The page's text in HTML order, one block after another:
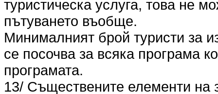
туристическа услуга, това не
пътуването въобще.
Минималният брой туристи за
се посочва за всяка програма
програмата.
13/ Съществените елементи на